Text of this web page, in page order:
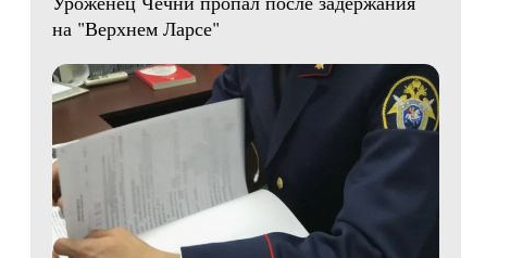
на "Верхнем Ларсе"